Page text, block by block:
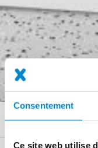
Consentement
Ce site web utilise
Fil
d'Ariane
Systèmes